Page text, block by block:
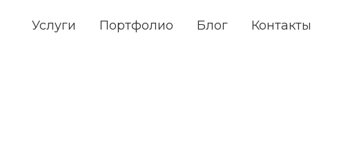
Услуги Портфолио Блог Контакты